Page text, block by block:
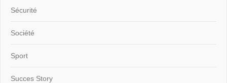
Sécurité
Société
Sport
Succes Story